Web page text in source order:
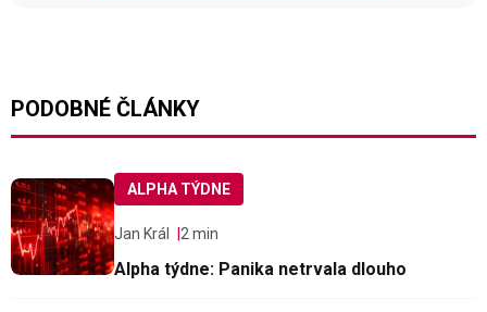
PODOBNÉ ČLÁNKY
ALPHA TÝDNE
Jan Král 2 min
Alpha týdne: Panika netrvala dlouho